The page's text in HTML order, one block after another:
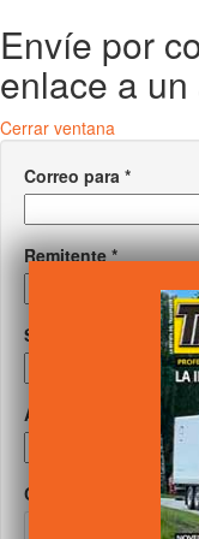
Envíe por
enlace a un
Cerrar ventana
Correo para *
Remitente*
Su correo
Asunto
Captcha